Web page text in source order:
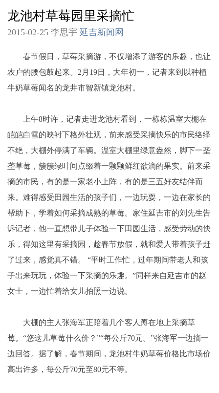
龙池村草莓园里采摘忙
2015-02-25 李思宇 延吉新闻网
春节假日，草莓采摘游，不仅增添了游客的乐趣，也让
农户的腰包鼓起来。2月19日，大年初一，记者来到以种植
牛奶草莓闻名的龙井市智新镇龙池村。
上午8时许，记者走进龙池村看到，一栋栋温室大棚在
皑皑白雪的映衬下格外壮观，前来感受采摘快乐的市民络绎
不绝，大棚外停满了车辆。温室大棚里绿意盎然，脚下一垄
垄草莓，簇簇绿叶间点缀着一颗颗鲜红欲滴的果实。前来采
摘的市民，有的是一家老小上阵，有的是三五好友结伴而
来。难得感受田园生活的孩子们，一边玩耍，一边在家长的
帮助下，学着如何采摘成熟的草莓。家住延吉市的刘先生告
诉记者，他一直想带儿子体验一下田园生活，感受劳动的快
乐，得知这里有采摘园，趁春节放假，就和爱人带着孩子赶
了过来，感觉真不错。 “平时工作忙，过年期间带老人和孩
子出来玩玩，体验一下采摘的乐趣。”同样来自延吉市的赵
女士，一边忙着给女儿拍照一边说。
大棚的主人张海军正陪着几个客人蹲在地上采摘草
莓。“您这儿草莓什么价？”“每公斤70元。”张海军一边摘一
边回答。据了解，春节期间，龙池村牛奶草莓价格比市场价
高出许多，每公斤70元至80元不等。